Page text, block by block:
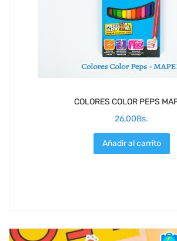
COLORES COLOR PEPS
26,00Bs.
Añadir al carrito